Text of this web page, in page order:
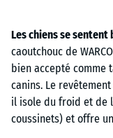
Les chiens se sentent
caoutchouc de
bien accepté comme
canins. Le revêtement
il isole du froid et de
coussinets) et offre